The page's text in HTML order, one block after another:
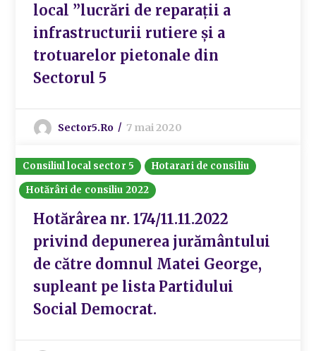
local ”lucrări de reparații a
infrastructurii rutiere și a
trotuarelor pietonale din
Sectorul 5
Sector5.ro 7 mai 2020
Consiliul local sector 5
Hotarari de consiliu
Hotărâri de consiliu 2022
Hotărârea nr. 174/11.11.2022
privind depunerea jurământului
de către domnul Matei George,
supleant pe lista Partidului
Social Democrat.